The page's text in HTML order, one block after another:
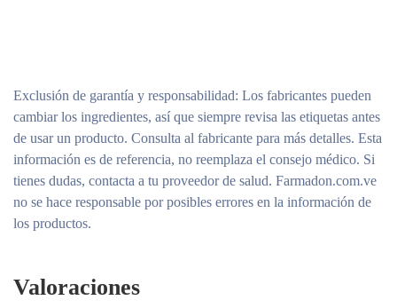
Exclusión de garantía y responsabilidad: Los fabricantes pueden
cambiar los ingredientes, así que siempre revisa las etiquetas antes
de usar un producto. Consulta al fabricante para más detalles. Esta
información es de referencia, no reemplaza el consejo médico. Si
tienes dudas, contacta a tu proveedor de salud. Farmadon.com.ve
no se hace responsable por posibles errores en la información de
los productos.
Valoraciones